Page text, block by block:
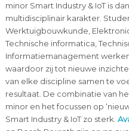
minor Smart Industry & IoT is
multidisciplinair karakter.
Werktuigbouwkunde,
Technische informatica,
Informatiemanagement
waardoor zij tot nieuwe
van elke discipline samen te
resultaat. De combinatie van
minor en het focussen op
Smart Industry & IoT zo sterk.